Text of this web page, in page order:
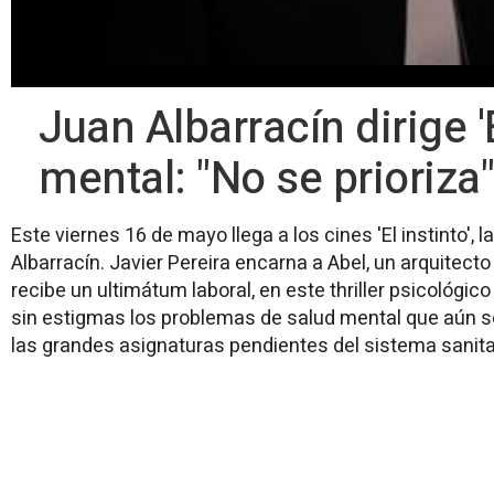
Juan Albarracín dirige
mental: "No se prioriza"
Este viernes 16 de mayo llega a los cines 'El instinto',
Albarracín. Javier Pereira encarna a Abel, un
recibe un ultimátum laboral, en este thriller
sin estigmas los problemas de salud mental que aún
las grandes asignaturas pendientes del sistema